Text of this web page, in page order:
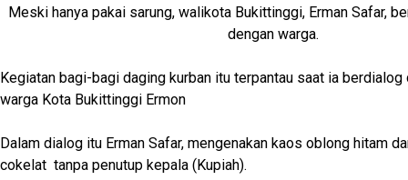
Meski hanya pakai sarung, walikota Bukittinggi, Erman Safar,
dengan warga.
Kegiatan bagi-bagi daging kurban itu terpantau saat ia berdialog
warga Kota Bukittinggi Ermon
Dalam dialog itu Erman Safar, mengenakan kaos oblong hitam
cokelat tanpa penutup kepala (Kupiah).